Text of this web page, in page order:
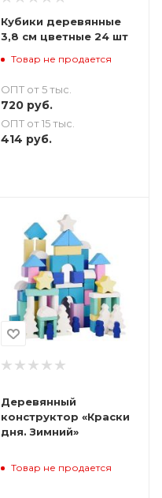
Кубики деревянные
3,8 см цветные 24 шт
Товар не продается
ОПТ от 5 тыс.
720руб.
ОПТ от 15 тыс.
414 руб.
Деревянный
конструктор «Краски
дня. Зимний»
Товар не продается